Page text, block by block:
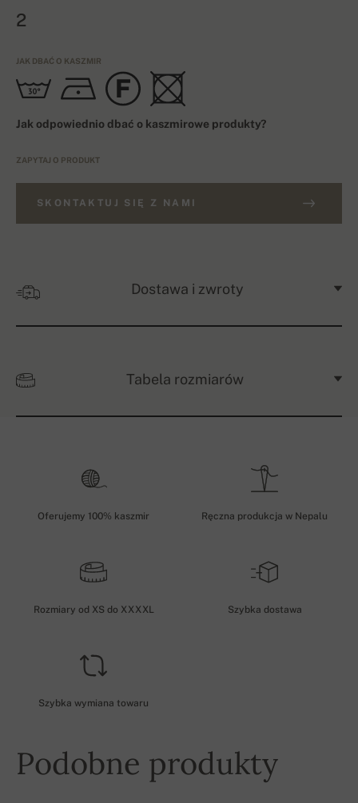
2
JAK DBAĆ O KASZMIR
Jak odpowiednio dbać o kaszmirowe produkty?
ZAPYTAJ O PRODUKT
SKONTAKTUJ SIĘ Z NAMI
Dostawa i zwroty
Tabela rozmiarów
Oferujemy 100% kaszmir Ręczna produkcja w Nepalu
Rozmiary od XS do XXXXL Szybka dostawa
Szybka wymiana towaru
Podobne produkty